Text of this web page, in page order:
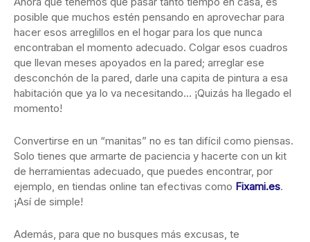
posible que muchos estén pensando en aprovechar para
hacer esos arreglillos en el hogar para los que nunca
encontraban el momento adecuado. Colgar esos cuadros
que llevan meses apoyados en la pared; arreglar ese
desconchón de la pared, darle una capita de pintura a esa
habitación que ya lo va necesitando… ¡Quizás ha llegado el
momento!
Convertirse en un “manitas” no es tan difícil como piensas.
Solo tienes que armarte de paciencia y hacerte con un kit
de herramientas adecuado, que puedes encontrar, por
ejemplo, en tiendas online tan efectivas como Fixami.es.
¡Así de simple!
Además, para que no busques más excusas, te